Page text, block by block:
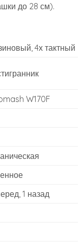
до 28 см).
4х тактный
W170F
1 назад